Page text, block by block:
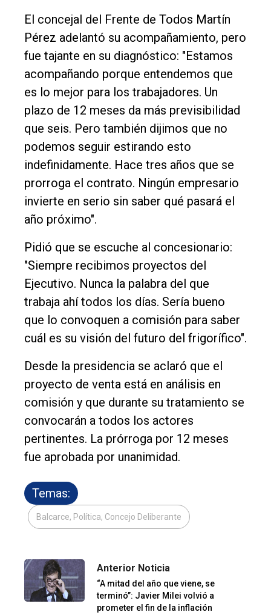
El concejal del Frente de Todos Martín
Pérez adelantó su acompañamiento, pero
fue tajante en su diagnóstico: "Estamos
acompañando porque entendemos que
es lo mejor para los trabajadores. Un
plazo de 12 meses da más previsibilidad
que seis. Pero también dijimos que no
podemos seguir estirando esto
indefinidamente. Hace tres años que se
prorroga el contrato. Ningún empresario
invierte en serio sin saber qué pasará el
año próximo".
Pidió que se escuche al concesionario:
"Siempre recibimos proyectos del
Ejecutivo. Nunca la palabra del que
trabaja ahí todos los días. Sería bueno
que lo convoquen a comisión para saber
cuál es su visión del futuro del frigorífico".
Desde la presidencia se aclaró que el
proyecto de venta está en análisis en
comisión y que durante su tratamiento se
convocarán a todos los actores
pertinentes. La prórroga por 12 meses
fue aprobada por unanimidad.
Temas:
Balcarce, Política, Concejo Deliberante
Anterior Noticia
“A mitad del año que viene, se
terminó”: Javier Milei volvió a
prometer el fin de la inflación